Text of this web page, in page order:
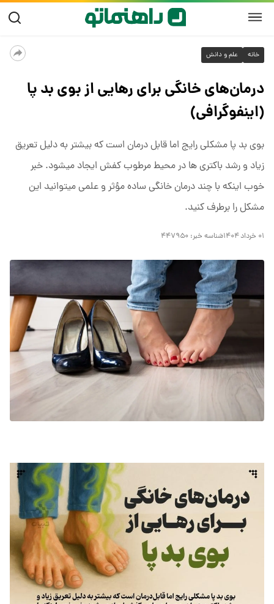
خانه علم و دانش
درمان‌های خانگی برای رهایی از بوی بد پا
(اینفوگرافی)
بوی بد پا مشکلی رایج اما قابل درمان است که بیشتر به دلیل تعریق
زیاد و رشد باکتری ها در محیط مرطوب کفش ایجاد میشود. خبر
خوب اینکه با چند درمان خانگی ساده مؤثر و علمی میتوانید این
مشکل را برطرف کنید.
۰۱ خرداد ۱۴۰۴ شناسه خبر: ۴۴۷۹۵۰